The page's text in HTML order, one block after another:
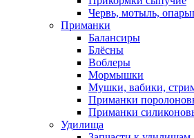
Червь, мотыль,
Приманки
Балансиры
Блёсны
Воблеры
Мормышки
Мушки, вабики,
Приманки
Приманки
Удилища